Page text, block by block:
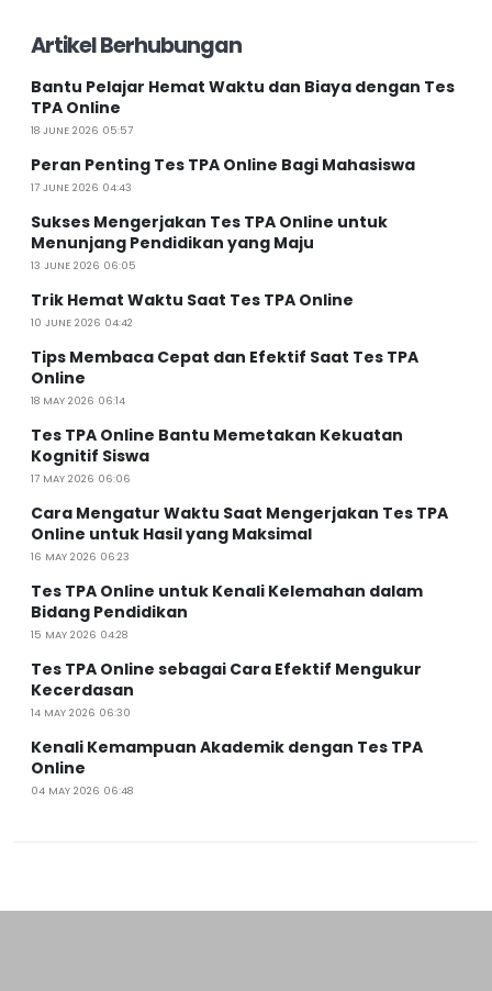
Artikel Berhubungan
Bantu Pelajar Hemat Waktu dan Biaya dengan Tes
TPA Online
18 JUNE 2026 05:57
Peran Penting Tes TPA Online Bagi Mahasiswa
17 JUNE 2026 04:43
Sukses Mengerjakan Tes TPA Online untuk
Menunjang Pendidikan yang Maju
13 JUNE 2026 06:05
Trik Hemat Waktu Saat Tes TPA Online
10 JUNE 2026 04:42
Tips Membaca Cepat dan Efektif Saat Tes TPA
Online
18 MAY 2026 06:14
Tes TPA Online Bantu Memetakan Kekuatan
Kognitif Siswa
17 MAY 2026 06:06
Cara Mengatur Waktu Saat Mengerjakan Tes TPA
Online untuk Hasil yang Maksimal
16 MAY 2026 06:23
Tes TPA Online untuk Kenali Kelemahan dalam
Bidang Pendidikan
15 MAY 2026 04:28
Tes TPA Online sebagai Cara Efektif Mengukur
Kecerdasan
14 MAY 2026 06:30
Kenali Kemampuan Akademik dengan Tes TPA
Online
04 MAY 2026 06:48